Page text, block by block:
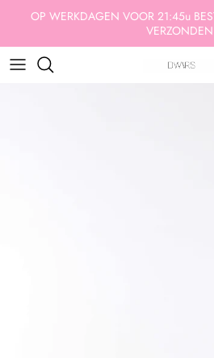
Ga naar inhoud
OP WERKDAGEN VOOR 21:45u